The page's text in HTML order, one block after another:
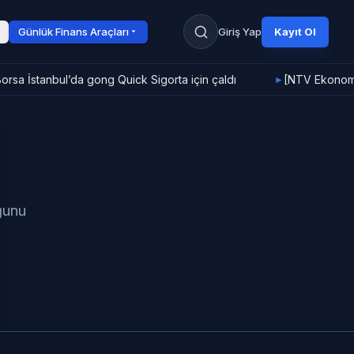
Günlük Finans Araçları Giriş Yap Kayıt Ol
İstanbul’da gong Quick Sigorta için çaldı ► [NTV